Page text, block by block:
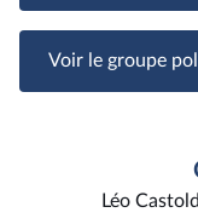
Voir le groupe
Léo